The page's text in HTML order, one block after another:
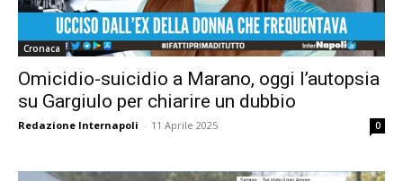
Cronaca
Omicidio-suicidio a Marano, oggi l’autopsia
su Gargiulo per chiarire un dubbio
Redazione Internapoli - 11 Aprile 2025 0